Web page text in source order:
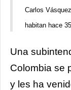
Carlos
habitan hace
Una
Colombia se
y les ha